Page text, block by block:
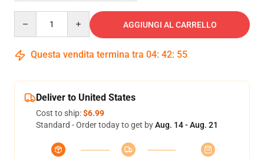
AGGIUNGI AL CARRELLO
Questa vendita termina tra 04: 42: 54
Deliver to United States
Cost to ship:$6.99
Standard - Order today to get byAug. 14 - Aug. 21